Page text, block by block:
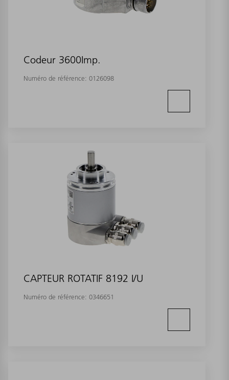
Codeur 3600Imp.
Numéro de référence: 0126098
CAPTEUR ROTATIF 8192 I/U
Numéro de référence: 0346651